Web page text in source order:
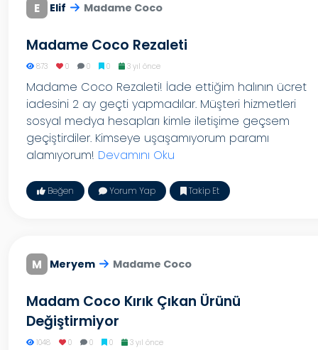
E Elif Madame Coco
Madame Coco Rezaleti
873 0 0 0 3 yıl önce
Madame Coco Rezaleti! İade ettiğim halının ücret
iadesini 2 ay geçti yapmadılar. Müşteri hizmetleri
sosyal medya hesapları kimle iletişime geçsem
geçiştirdiler. Kimseye uşaşamıyorum paramı
alamıyorum! Devamını Oku
Beğen Yorum Yap Takip Et
M Meryem Madame Coco
Madam Coco Kırık Çıkan Ürünü
Değiştirmiyor
1048 0 0 0 3 yıl önce